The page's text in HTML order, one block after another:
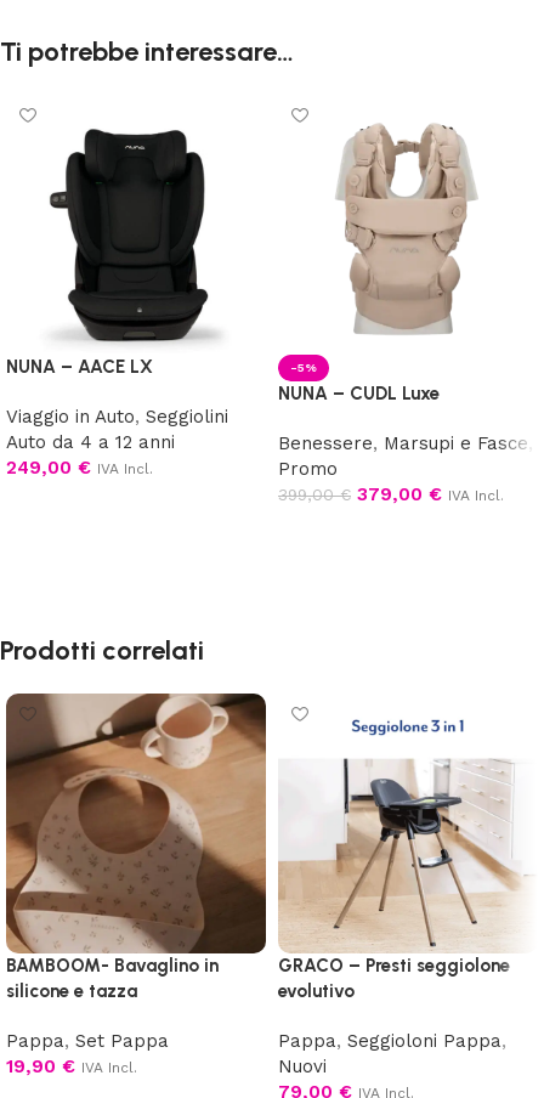
Ti potrebbe interessare…
NUNA – AACE LX
Viaggio in Auto, Seggiolini
Auto da 4 a 12 anni
249,00 € IVA Incl.
-5%
NUNA – CUDL Luxe
Benessere, Marsupi e Fasce
Promo
399,00€ 379,00 € IVA Incl.
Prodotti correlati
BAMBOOM- Bavaglino in
silicone e tazza
Pappa, Set Pappa
19,90 € IVA Incl.
GRACO – Presti seggiolone
evolutivo
Pappa, Seggioloni Pappa,
Nuovi
79,00 € IVA Incl.